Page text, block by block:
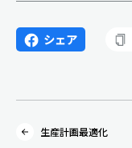
シェア
生産計画最適化